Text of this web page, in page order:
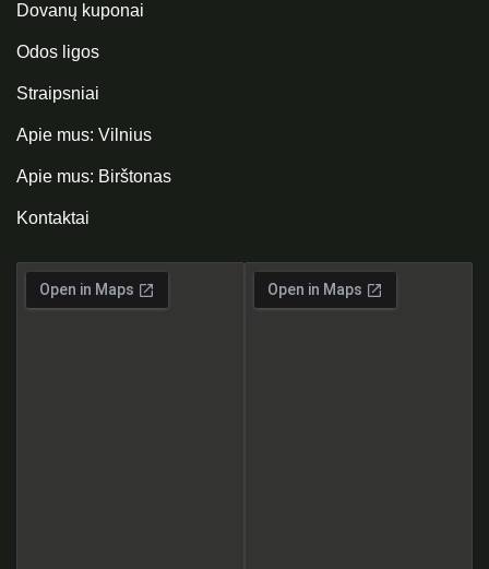
Dovanų kuponai
Odos ligos
Straipsniai
Apie mus: Vilnius
Apie mus: Birštonas
Kontaktai